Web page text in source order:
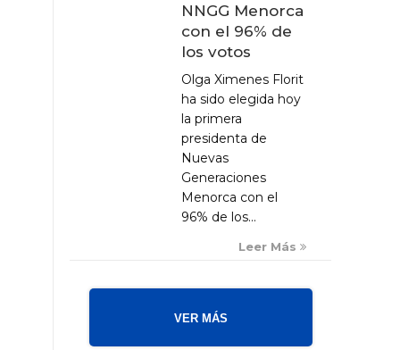
NNGG Menorca
con el 96% de
los votos
Olga Ximenes Florit
ha sido elegida hoy
la primera
presidenta de
Nuevas
Generaciones
Menorca con el
96% de los...
Leer Más
VER MÁS